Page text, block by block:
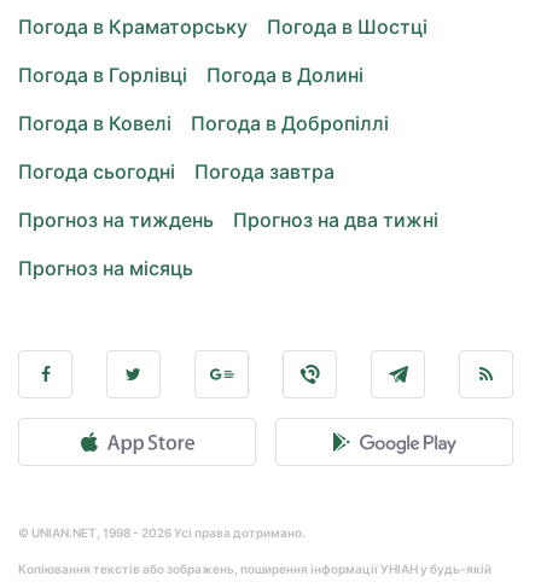
Погода в Краматорську
Погода в Шостці
Погода в Горлівці
Погода в Долині
Погода в Ковелі
Погода в Добропіллі
Погода сьогодні
Погода завтра
Прогноз на тиждень
Прогноз на два тижні
Прогноз на місяць
© UNIAN.NET, 1998 - 2026 Усі права дотримано.
Копіювання текстів або зображень, поширення інформації УНІАН у будь-якій